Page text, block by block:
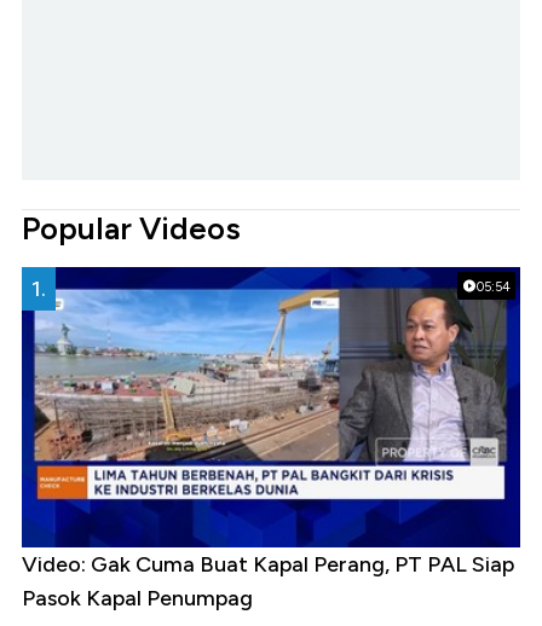
Popular Videos
05:54
1.
Video: Gak Cuma Buat Kapal Perang, PT PAL Siap
Pasok Kapal Penumpag